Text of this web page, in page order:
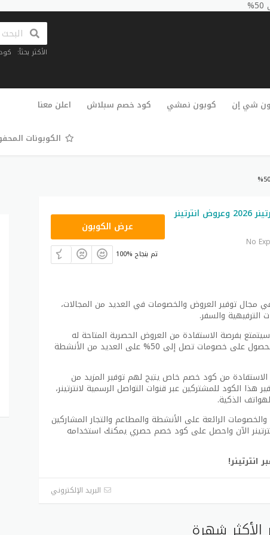
الأكثر بحثاً:
تخطي
شي إن كوبون نمشي كود خصم سبلاش اعلن معنا
الكوبونات
كود خصم انترتينر 2026 وعروض انترتينر
No
SAHSAH1عرض الكوبون
100% تم بنجاح
في مجال توفير العروض والخصومات في العديد من المجالات،
الترفيهية والسفر.
بفرصة الاستفادة من العروض الحصرية المتاحة له
بأسعار مخفضة. ومن بين هذه العروض، يُمكن الحصول على خصومات تصل إلى 50% على العديد من الأنشطة
الاستفادة من كود خصم خاص يتيح لهم توفير المزيد من
هذا الكود للمشتركين عبر قنوات التواصل الرسمية لانترتينر،
الذكية.
الرائعة على الأنشطة والمطاعم والتجار المشاركين
الآن واحصل على كود خصم حصري يمكنك استخدامه
البريد الإلكتروني